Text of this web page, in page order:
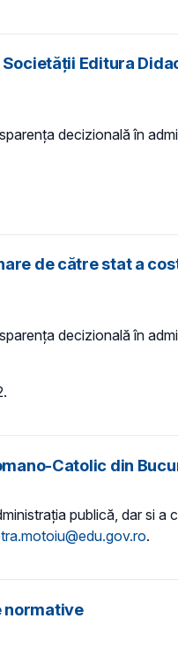
Editura
decizională în
de către stat a
decizională în
Catolic din
publică, dar si a
.
normative